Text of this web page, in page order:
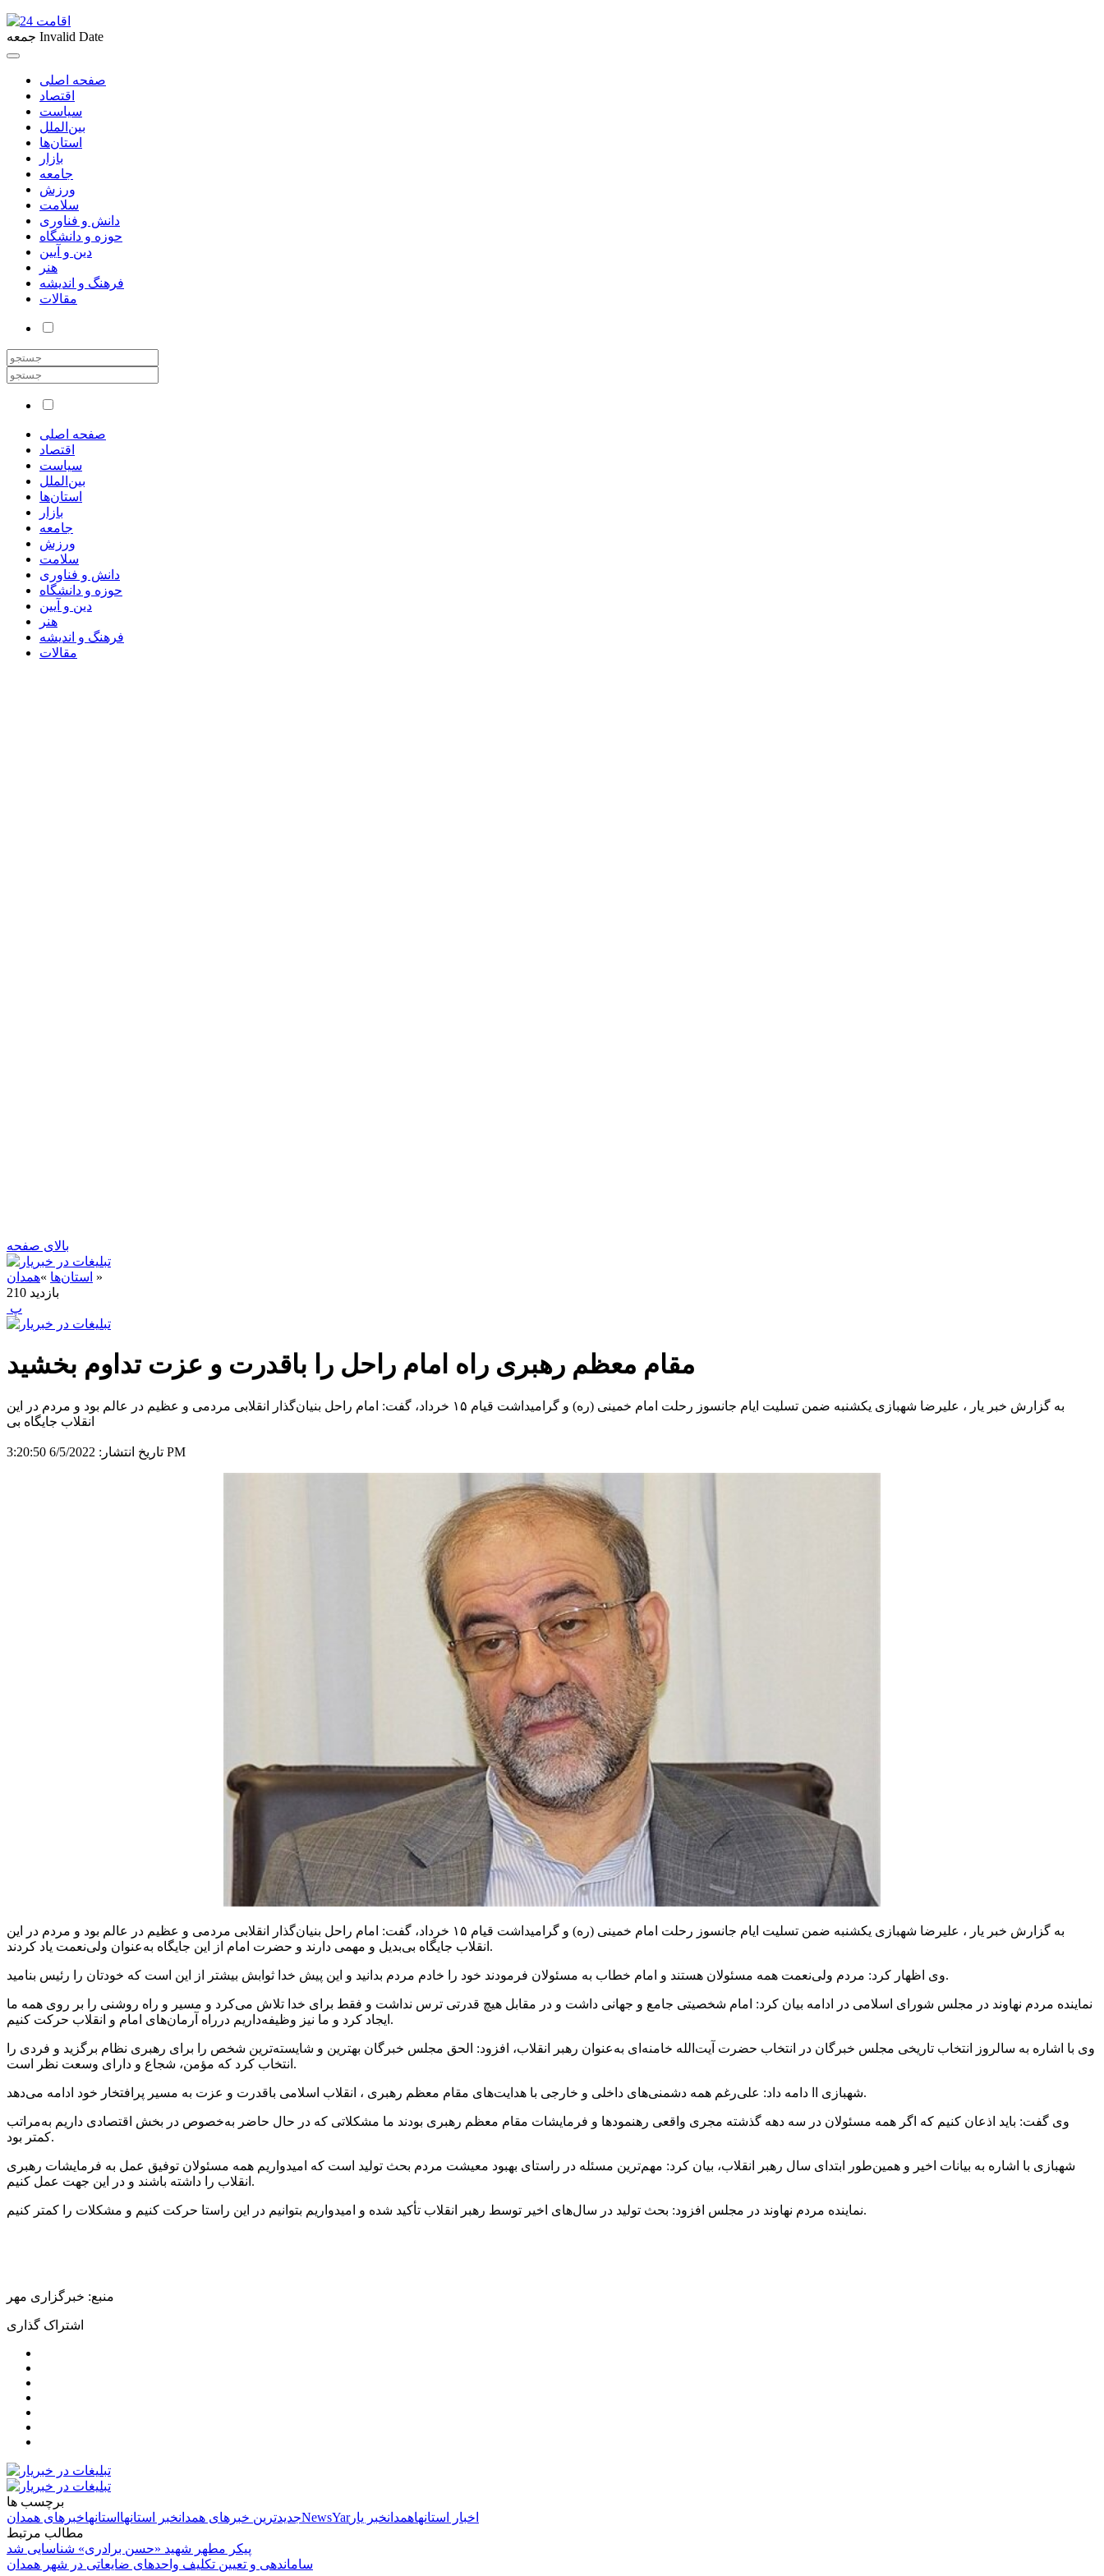
جمعه Invalid Date
صفحه اصلی
اقتصاد
سیاست
بین‌الملل
استان‌ها
بازار
جامعه
ورزش
سلامت
دانش و فناوری
حوزه و دانشگاه
دین و آیین
هنر
فرهنگ و اندیشه
مقالات
صفحه اصلی
اقتصاد
سیاست
بین‌الملل
استان‌ها
بازار
جامعه
ورزش
سلامت
دانش و فناوری
حوزه و دانشگاه
دین و آیین
هنر
فرهنگ و اندیشه
مقالات
بالای صفحه
استان‌ها »همدان
»
210 بازدید
‍ پ
مقام معظم رهبری راه امام راحل را باقدرت و عزت تداوم بخشید
به گزارش خبر یار ، علیرضا شهبازی یکشنبه ضمن تسلیت ایام جانسوز رحلت امام خمینی (ره) و گرامیداشت قیام ۱۵ خرداد، گفت: امام راحل بنیان‌گذار انقلابی مردمی و عظیم در عالم بود و مردم در این
تاریخ انتشار: 6/5/2022 3:20:50 PM
به گزارش خبر یار ، علیرضا شهبازی یکشنبه ضمن تسلیت ایام جانسوز رحلت امام خمینی (ره) و گرامیداشت قیام ۱۵ خرداد، گفت: امام راحل بنیان‌گذار انقلابی مردمی و عظیم در عالم بود و مردم در این
انقلاب جایگاه بی‌بدیل و مهمی دارند و حضرت امام از این جایگاه به‌عنوان ولی‌نعمت یاد کردند.
وی اظهار کرد: مردم ولی‌نعمت همه مسئولان هستند و امام خطاب به مسئولان فرمودند خود را خادم مردم بدانید و این پیش خدا ثوابش بیشتر از این است که خودتان را رئیس بنامید.
نماینده مردم نهاوند در مجلس شورای اسلامی در ادامه بیان کرد: امام شخصیتی جامع و جهانی داشت و در مقابل هیچ قدرتی ترس نداشت و فقط برای خدا تلاش می‌کرد و مسیر و راه روشنی را بر روی همه ما
ایجاد کرد و ما نیز وظیفه‌داریم درراه آرمان‌های امام و انقلاب حرکت کنیم.
وی با اشاره به سالروز انتخاب تاریخی مجلس خبرگان در انتخاب حضرت آیت‌الله خامنه‌ای به‌عنوان رهبر انقلاب، افزود: الحق مجلس خبرگان بهترین و شایسته‌ترین شخص را برای رهبری نظام برگزید و فردی را
انتخاب کرد که مؤمن، شجاع و دارای وسعت نظر است.
شهبازی اا دامه داد: علی‌رغم همه دشمنی‌های داخلی و خارجی با هدایت‌های مقام معظم رهبری ، انقلاب اسلامی باقدرت و عزت به مسیر پرافتخار خود ادامه می‌دهد.
وی گفت: باید اذعان کنیم که اگر همه مسئولان در سه دهه گذشته مجری واقعی رهنمودها و فرمایشات مقام معظم رهبری بودند ما مشکلاتی که در حال حاضر به‌خصوص در بخش اقتصادی داریم به‌مراتب
کمتر بود.
شهبازی با اشاره به بیانات اخیر و همین‌طور ابتدای سال رهبر انقلاب، بیان کرد: مهم‌ترین مسئله در راستای بهبود معیشت مردم بحث تولید است که امیدواریم همه مسئولان توفیق عمل به فرمایشات رهبری
انقلاب را داشته باشند و در این جهت عمل کنیم.
نماینده مردم نهاوند در مجلس افزود: بحث تولید در سال‌های اخیر توسط رهبر انقلاب تأکید شده و امیدواریم بتوانیم در این راستا حرکت کنیم و مشکلات را کمتر کنیم.
منبع: خبرگزاری مهر
اشتراک گذاری
برچسب ها
جدیدترین خبرهای همدانخبر استانها استانهاخبرهای همدان NewsYar اخبار استانهاهمدانخبر یار
مطالب مرتبط
پیکر مطهر شهید «حسن برادری» شناسایی شد
ساماندهی و تعیین تکلیف واحدهای ضایعاتی در شهر همدان